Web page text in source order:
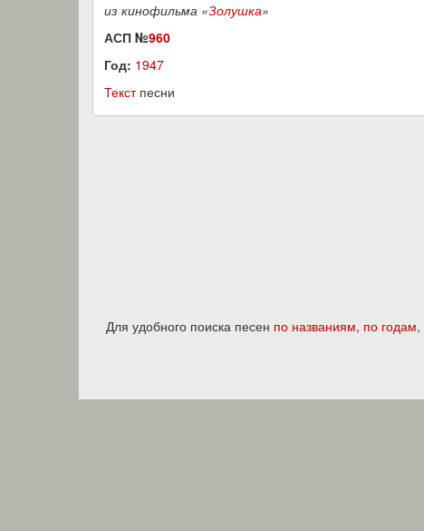
из кинофильма «Золушка»
АСП №960
Год: 1947
Текстпесни
Для удобного поиска песен по названиям, по годам,